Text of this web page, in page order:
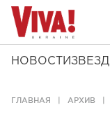
НОВОСТИ
ГЛАВНАЯ АРХИВ